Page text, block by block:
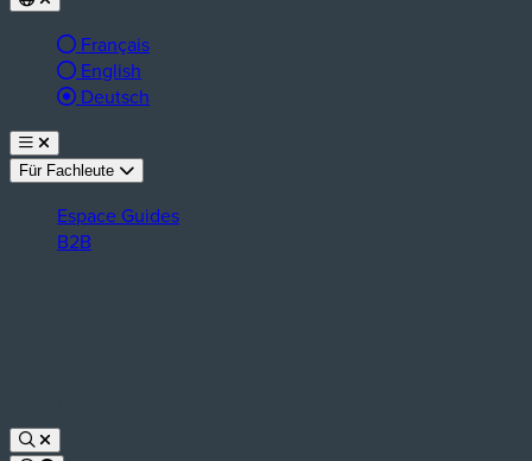
Français
English
aktive Sprache:
Deutsch
Für Fachleute
Espace Guides
B2B